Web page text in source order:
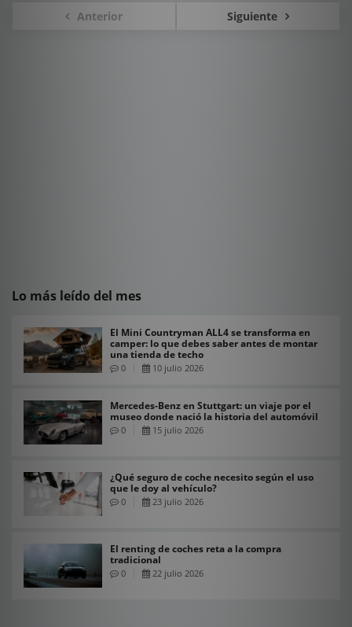
Anterior Siguiente
Lo más leído del mes
El Mini Countryman ALL4 se transforma en
camper: lo que debes saber antes de montar
una tienda de techo
0 10 julio 2026
Mercedes-Benz en Stuttgart: un viaje por el
museo donde nació la historia del automóvil
0 15 julio 2026
¿Qué seguro de coche necesito según el uso
que le doy al vehículo?
0 23 julio 2026
El renting de coches reta a la compra
tradicional
0 22 julio 2026